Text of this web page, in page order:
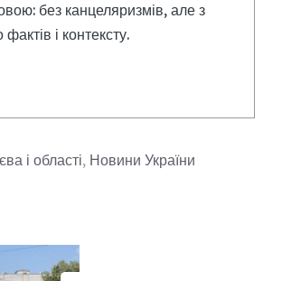
без канцеляризмів, але з
і контексту.
і області, Новини України